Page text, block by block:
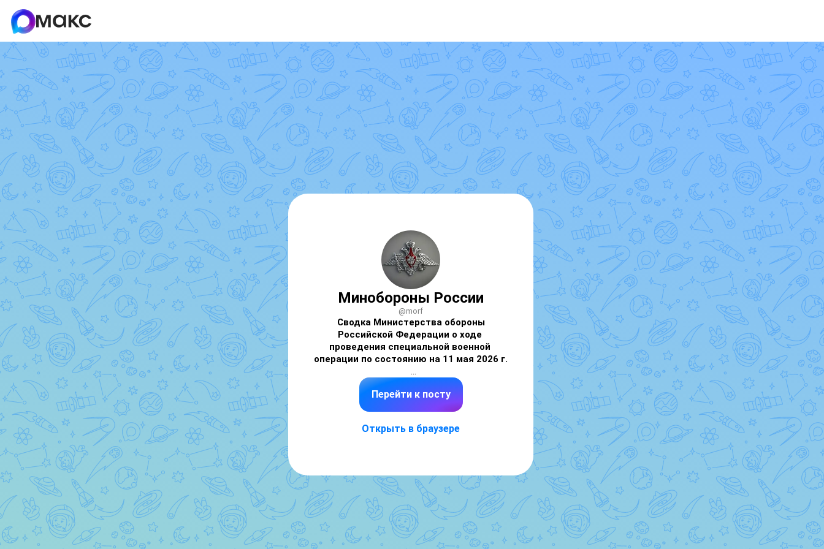
Минобороны России
@morf
Сводка Министерства обороны
Российской Федерации о ходе
проведения специальной военной
операции по состоянию на 11 мая 2026 г.
Часть 2 ( 👉 см. часть 1)
Подразделения группировки войск
противника, поразили живую силу и
💥
В Харьковской области ответным
огнем поражены подразделения двух
механизированных бригад ВСУ и бригады
теробороны в районах населенных пунктов
Рясное, Шестеровка и Бударки Харьковской
Перейти к посту
Открыть в браузере